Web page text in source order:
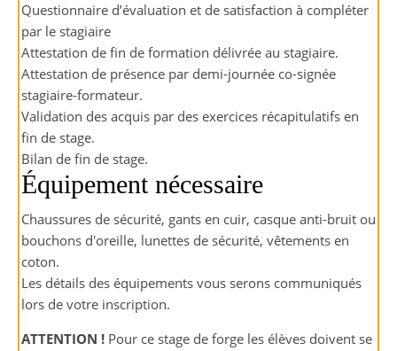
Questionnaire d’évaluation et de satisfaction à compléter
par le stagiaire
Attestation de fin de formation délivrée au stagiaire.
Attestation de présence par demi-journée co-signée
stagiaire-formateur.
Validation des acquis par des exercices récapitulatifs en
fin de stage.
Bilan de fin de stage.
Équipement nécessaire
Chaussures de sécurité, gants en cuir, casque anti-bruit ou
bouchons d'oreille, lunettes de sécurité, vêtements en
coton.
Les détails des équipements vous serons communiqués
lors de votre inscription.
ATTENTION ! Pour ce stage de forge les élèves doivent se